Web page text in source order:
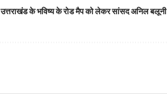
उत्तराखंड के भविष्य के रोड मैप को लेकर सांसद अनिल